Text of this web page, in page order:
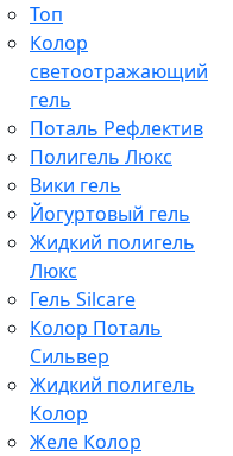
Топ
Колор
светоотражающий
гель
Поталь Рефлектив
Полигель Люкс
Вики гель
Йогуртовый гель
Жидкий полигель
Люкс
Гель Silcare
Колор Поталь
Сильвер
Жидкий полигель
Колор
Желе Колор